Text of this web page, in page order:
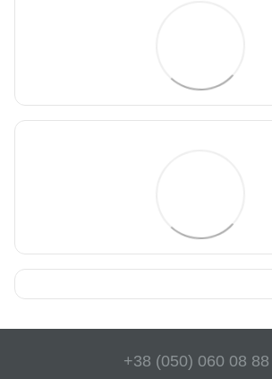
+38 (050) 060 08 88